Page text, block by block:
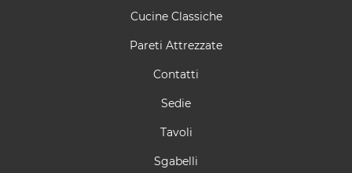
Cucine Classiche
Pareti Attrezzate
Contatti
Sedie
Tavoli
Sgabelli